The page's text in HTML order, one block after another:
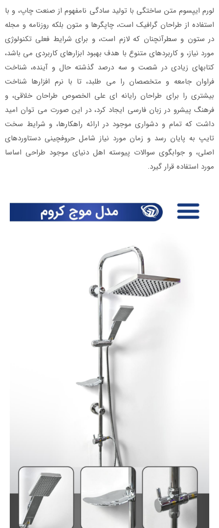
لورم ایپسوم متن ساختگی با تولید سادگی نامفهوم از صنعت چاپ، و با
استفاده از طراحان گرافیک است، چاپگرها و متون بلکه روزنامه و مجله
در ستون و سطرآنچنان که لازم است، و برای شرایط فعلی تکنولوژی
مورد نیاز، و کاربردهای متنوع با هدف بهبود ابزارهای کاربردی می باشد،
کتابهای زیادی در شصت و سه درصد گذشته حال و آینده، شناخت
فراوان جامعه و متخصصان را می طلبد، تا با نرم افزارها شناخت
بیشتری را برای طراحان رایانه ای علی الخصوص طراحان خلاقی، و
فرهنگ پیشرو در زبان فارسی ایجاد کرد، در این صورت می توان امید
داشت که تمام و دشواری موجود در ارائه راهکارها، و شرایط سخت
تایپ به پایان رسد و زمان مورد نیاز شامل حروفچینی دستاوردهای
اصلی، و جوابگوی سوالات پیوسته اهل دنیای موجود طراحی اساسا
مورد استفاده قرار گیرد.